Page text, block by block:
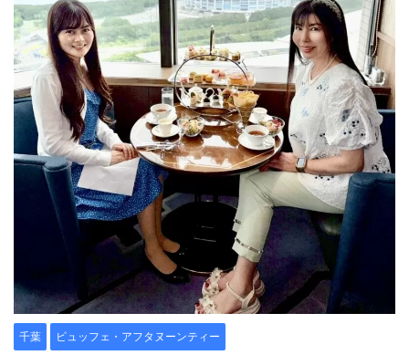
千葉 ビュッフェ・アフタヌーンティー